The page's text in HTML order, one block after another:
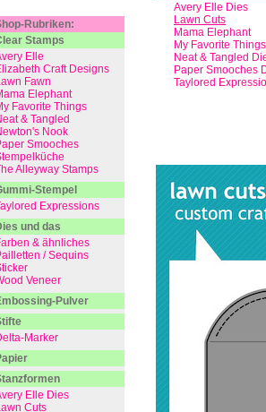
Avery Elle Dies
Lawn Cuts
Mama Elephant
My Favorite Things
Neat & Tangled
Paper Smooches
Taylored
Rubriken:
Stamps
Elle
Craft Designs
Fawn
Elephant
Favorite Things
& Tangled
Nook
Smooches
Alleyway Stamps
Stempel
Expressions
und das
& ähnliches
/ Sequins
Veneer
Pulver
Marker
Elle Dies
Cuts